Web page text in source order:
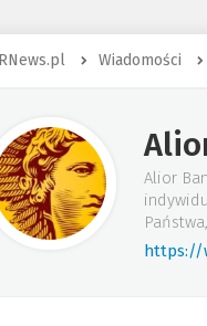
Wiadomości
Alior
https://